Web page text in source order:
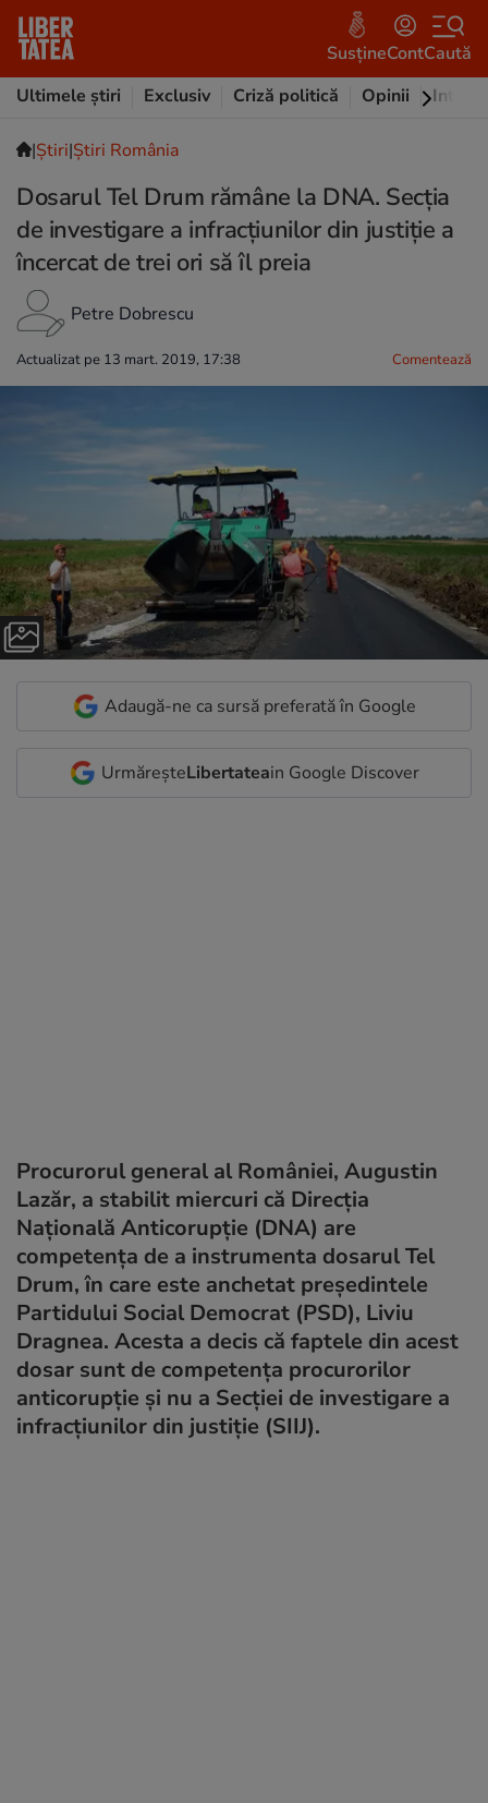
SusțineContCaută
Ultimele știri
Exclusiv Criză politică Opinii
|Ştiri|Știri România
Dosarul Tel Drum rămâne la DNA. Secţia
de investigare a infracţiunilor din justiţie a
încercat de trei ori să îl preia
Petre Dobrescu
Actualizat pe 13 mart. 2019, 17:38 Comentează
Adaugă-ne ca sursă preferată în Google
UrmăreșteLibertateain Google Discover
Procurorul general al României, Augustin
Lazăr, a stabilit miercuri că Direcția
Națională Anticorupție (DNA) are
competenţa de a instrumenta dosarul Tel
Drum, în care este anchetat preşedintele
Partidului Social Democrat (PSD), Liviu
Dragnea. Acesta a decis că faptele din acest
dosar sunt de competenţa procurorilor
anticorupţie şi nu a Secţiei de investigare a
infracţiunilor din justiţie (SIIJ).